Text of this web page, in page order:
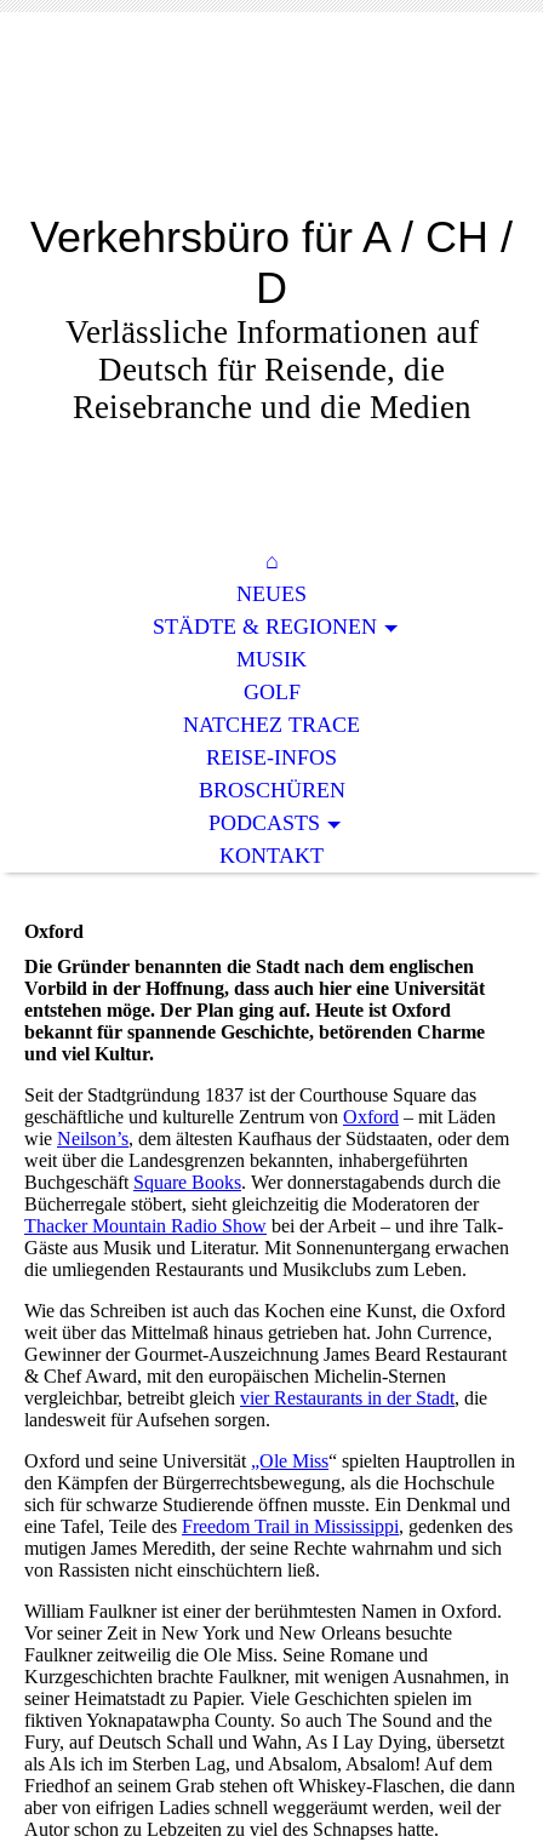
Verkehrsbüro für A / CH /
D
Verlässliche Informationen auf
Deutsch für Reisende, die
Reisebranche und die Medien
⌂
NEUES
STÄDTE & REGIONEN
MUSIK
GOLF
NATCHEZ TRACE
REISE-INFOS
BROSCHÜREN
PODCASTS
KONTAKT
Oxford
Die Gründer benannten die Stadt nach dem englischen
Vorbild in der Hoffnung, dass auch hier eine Universität
entstehen möge. Der Plan ging auf. Heute ist Oxford
bekannt für spannende Geschichte, betörenden Charme
und viel Kultur.
Seit der Stadtgründung 1837 ist der Courthouse Square das
geschäftliche und kulturelle Zentrum von Oxford – mit Läden
wie Neilson’s, dem ältesten Kaufhaus der Südstaaten, oder dem
weit über die Landesgrenzen bekannten, inhabergeführten
Buchgeschäft Square Books. Wer donnerstagabends durch die
Bücherregale stöbert, sieht gleichzeitig die Moderatoren der
Thacker Mountain Radio Show bei der Arbeit – und ihre Talk-
Gäste aus Musik und Literatur. Mit Sonnenuntergang erwachen
die umliegenden Restaurants und Musikclubs zum Leben.
Wie das Schreiben ist auch das Kochen eine Kunst, die Oxford
weit über das Mittelmaß hinaus getrieben hat. John Currence,
Gewinner der Gourmet-Auszeichnung James Beard Restaurant
& Chef Award, mit den europäischen Michelin-Sternen
vergleichbar, betreibt gleich vier Restaurants in der Stadt, die
landesweit für Aufsehen sorgen.
Oxford und seine Universität „Ole Miss“ spielten Hauptrollen in
den Kämpfen der Bürgerrechtsbewegung, als die Hochschule
sich für schwarze Studierende öffnen musste. Ein Denkmal und
eine Tafel, Teile des Freedom Trail in Mississippi, gedenken des
mutigen James Meredith, der seine Rechte wahrnahm und sich
von Rassisten nicht einschüchtern ließ.
William Faulkner ist einer der berühmtesten Namen in Oxford.
Vor seiner Zeit in New York und New Orleans besuchte
Faulkner zeitweilig die Ole Miss. Seine Romane und
Kurzgeschichten brachte Faulkner, mit wenigen Ausnahmen, in
seiner Heimatstadt zu Papier. Viele Geschichten spielen im
fiktiven Yoknapatawpha County. So auch The Sound and the
Fury, auf Deutsch Schall und Wahn, As I Lay Dying, übersetzt
als Als ich im Sterben Lag, und Absalom, Absalom! Auf dem
Friedhof an seinem Grab stehen oft Whiskey-Flaschen, die dann
aber von eifrigen Ladies schnell weggeräumt werden, weil der
Autor schon zu Lebzeiten zu viel des Schnapses hatte.